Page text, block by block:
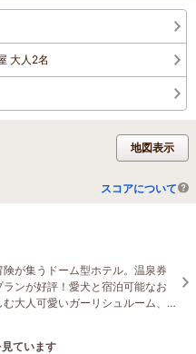
大人2名
地図表示
スコアについて
険が集うドーム型ホテル。温泉券
ンが好評！愛犬と宿泊可能なお
大人可愛いガーリシュルーム、
レッジ8。体験付プランも続々登
ています